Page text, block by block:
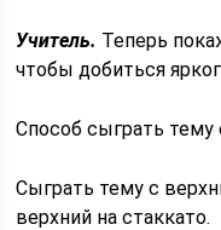
Учитель. Теперь
чтобы добиться
Способ сыграть
Сыграть тему с
верхний на стаккато.